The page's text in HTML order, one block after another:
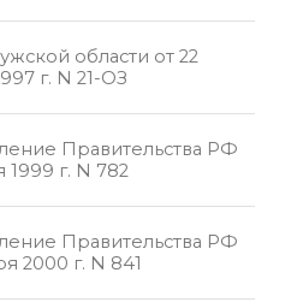
области от 22
г. N 21-ОЗ
Правительства РФ
1999 г. N 782
Правительства РФ
2000 г. N 841